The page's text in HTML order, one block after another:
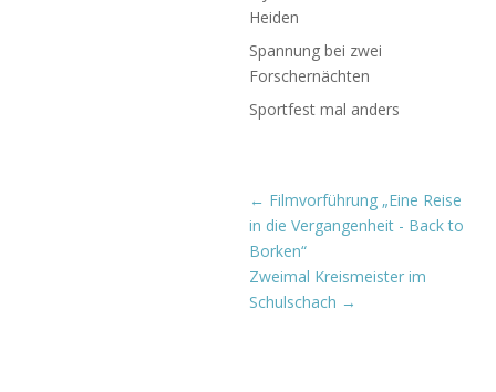
Heiden
Spannung bei zwei
Forschernächten
Sportfest mal anders
← Filmvorführung „Eine Reise
in die Vergangenheit - Back to
Borken“
Zweimal Kreismeister im
Schulschach →